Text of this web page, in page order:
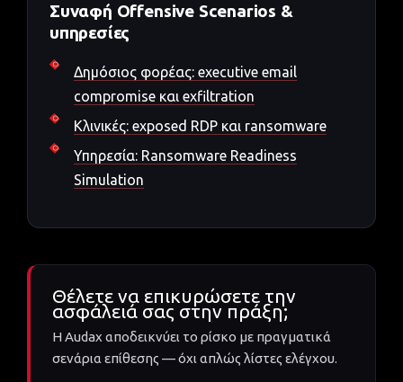
Συναφή Offensive Scenarios &
υπηρεσίες
Δημόσιος φορέας: executive email
compromise και exfiltration
Κλινικές: exposed RDP και ransomware
Υπηρεσία: Ransomware Readiness
Simulation
Θέλετε να επικυρώσετε την
ασφάλειά σας στην πράξη;
Η Audax αποδεικνύει το ρίσκο με πραγματικά
σενάρια επίθεσης — όχι απλώς λίστες ελέγχου.